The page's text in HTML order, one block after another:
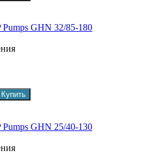
GHN 32/85-180
GHN 25/40-130